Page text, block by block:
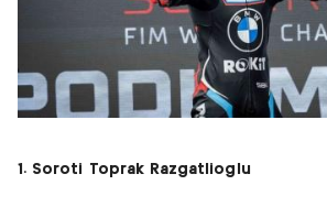
1. Soroti Toprak Razgatlioglu